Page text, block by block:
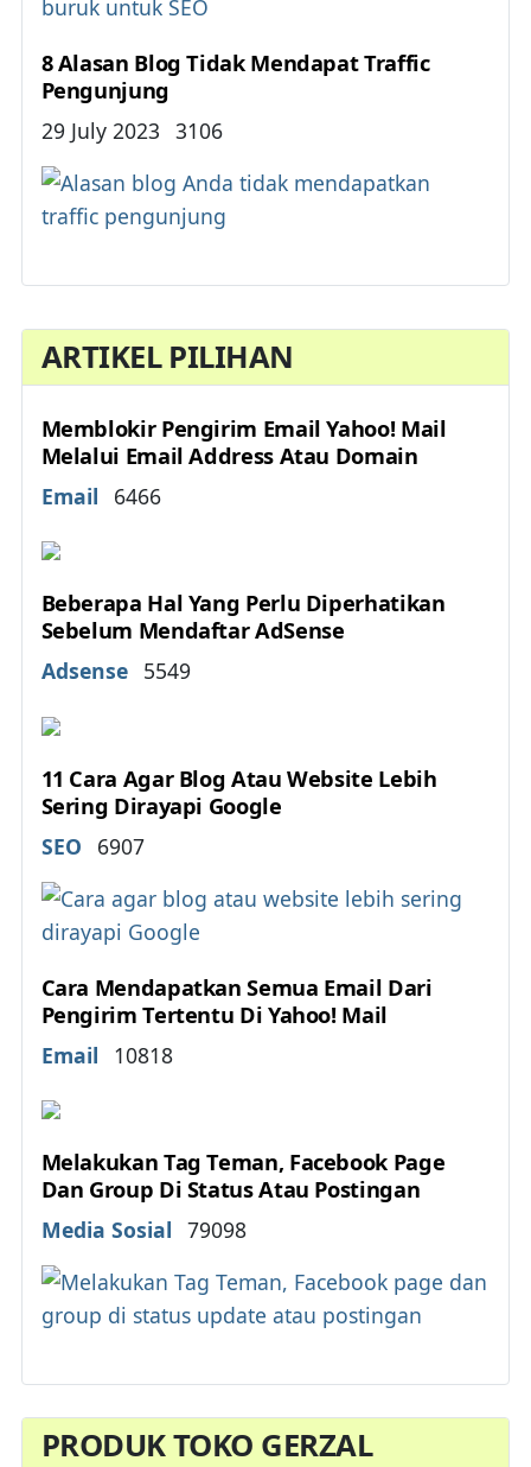
ARTIKEL PILIHAN
Memblokir Pengirim Email Yahoo! Mail
Melalui Email Address Atau Domain
Details
Email 6466
Beberapa Hal Yang Perlu Diperhatikan
Sebelum Mendaftar AdSense
Details
Adsense 5549
11 Cara Agar Blog Atau Website Lebih
Sering Dirayapi Google
Details
SEO 6907
Cara Mendapatkan Semua Email Dari
Pengirim Tertentu Di Yahoo! Mail
Details
Email 10818
Melakukan Tag Teman, Facebook Page
Dan Group Di Status Atau Postingan
Details
Media Sosial 79098
8 Alasan Blog Tidak Mendapat Traffic
Pengunjung
Details
29 July 2023 3106
PRODUK TOKO GERZAL